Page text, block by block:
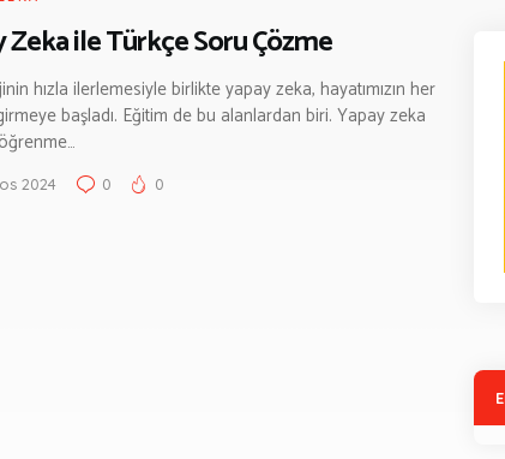
Zeka ile Türkçe Soru Çözme
hızla ilerlemesiyle birlikte yapay zeka, hayatımızın her
başladı. Eğitim de bu alanlardan biri. Yapay zeka
2024 0 0